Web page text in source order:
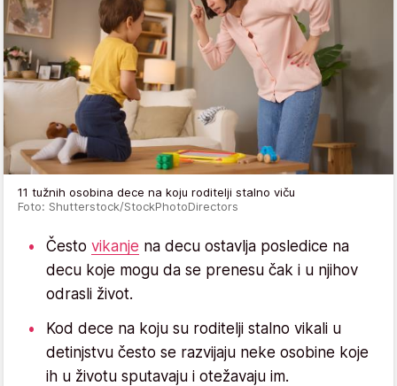
11 tužnih osobina dece na koju roditelji stalno viču
Foto: Shutterstock/StockPhotoDirectors
Često vikanje na decu ostavlja posledice na
decu koje mogu da se prenesu čak i u njihov
odrasli život.
Kod dece na koju su roditelji stalno vikali u
detinjstvu često se razvijaju neke osobine koje
ih u životu sputavaju i otežavaju im.